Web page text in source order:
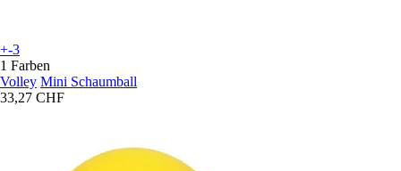
+-3
1 Farben
Volley Mini Schaumball
33,27 CHF